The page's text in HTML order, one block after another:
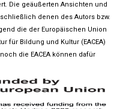
Die geäußerten Ansichten und
denen des Autors bzw.
die der Europäischen Union
für Bildung und Kultur (EACEA)
die EACEA können dafür